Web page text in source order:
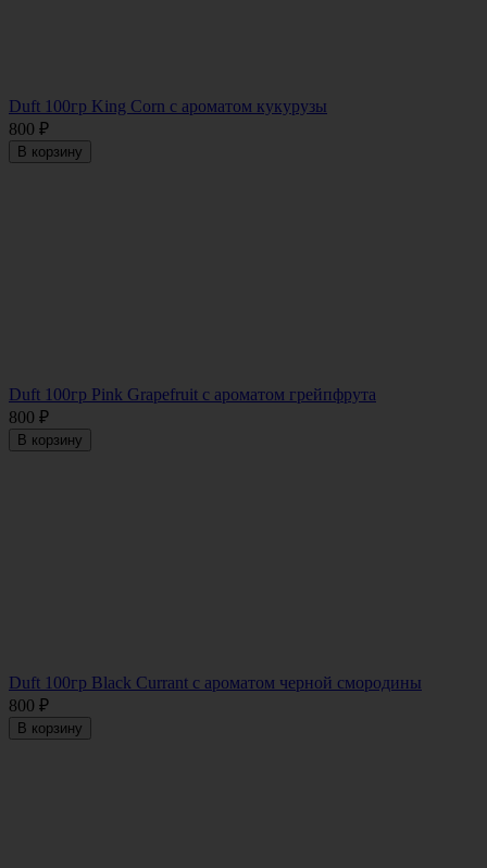
Duft 100гр King Corn с ароматом кукурузы
800 ₽
В корзину
Duft 100гр Pink Grapefruit с ароматом грейпфрута
800 ₽
В корзину
Duft 100гр Black Currant с ароматом черной смородины
800 ₽
В корзину